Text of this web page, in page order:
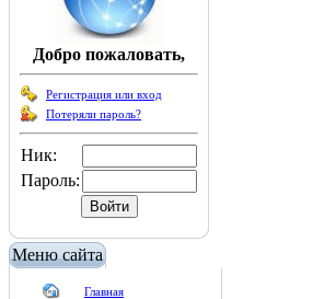
Добро пожаловать,
Регистрация или вход
Потеряли пароль?
Ник:
Пароль:
Меню сайта
Главная